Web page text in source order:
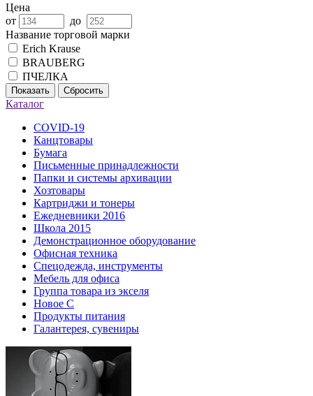
Цена
от
до
Название торговой марки
Erich Krause
BRAUBERG
ПЧЕЛКА
Показать Сбросить
Каталог
COVID-19
Канцтовары
Бумага
Письменные принадлежности
Папки и системы архивации
Хозтовары
Картриджи и тонеры
Ежедневники 2016
Школа 2015
Демонстрационное оборудование
Офисная техника
Спецодежда, инструменты
Мебель для офиса
Группа товара из экселя
Новое С
Продукты питания
Галантерея, сувениры